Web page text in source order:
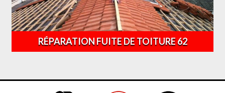
RÉPARATION FUITE DE TOITURE 62